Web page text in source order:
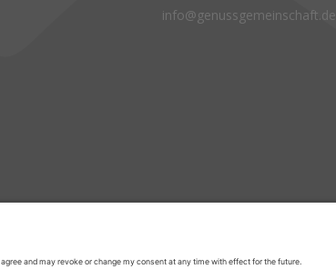
info@genussgemeinschaft.de